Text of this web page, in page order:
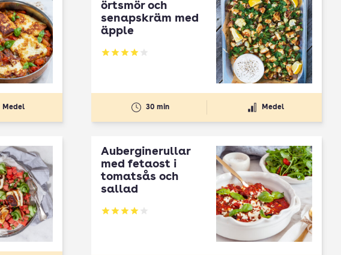
Medel
örtsmör och
senapskräm med
äpple
Betyg: 4 av 5
30 min Medel
Auberginerullar
med fetaost i
tomatsås och
sallad
Betyg: 3.99 av 5